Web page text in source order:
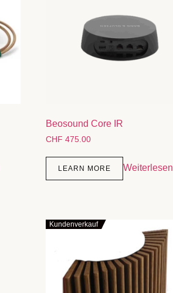
Beosound Core IR
CHF 475.00
LEARN MORE Weiterlesen
Kundenverkauf